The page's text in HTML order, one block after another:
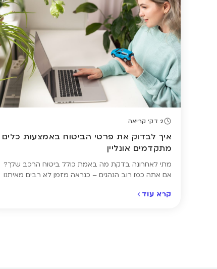
2 דק' קריאה
איך לבדוק את פרטי הביטוח באמצעות כלים
מתקדמים אונליין
מתי לאחרונה בדקת מה באמת כולל ביטוח הרכב שלך?
אם אתה כמו רוב הנהגים – כנראה מזמן לא. רבים מאיתנו
לבדוק מה בדיוק כולל הכיסוי, מתי הוא מסתיים או אם בכלל
קרא עוד